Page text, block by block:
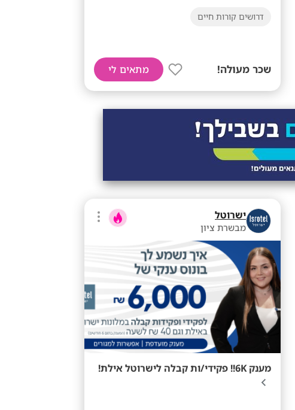
דרושים קורות חיים
שכר מעולה! מתאים לי
ישרוטל
מבשרת ציון
מענק 6K!! פקידי/ות קבלה לישרוטל אילת!